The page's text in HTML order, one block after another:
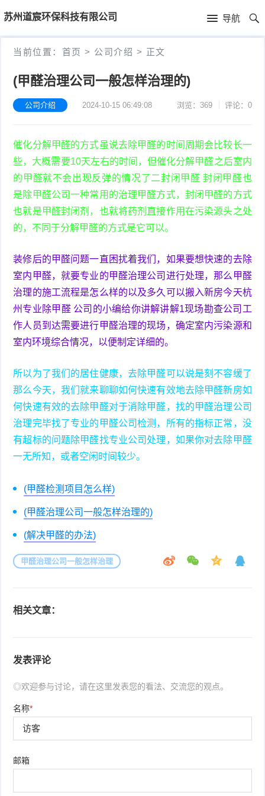
苏州道宸环保科技有限公司 导航
首
页
首
当前位置： 首页 > 公司介绍 > 正文
(甲醛治理公司一般怎样治理的)
公司介绍 2024-10-15 06:49:08 浏览：369 评论：0
催化分解甲醛的方式虽说去除甲醛的时间周期会比较长一
些，大概需要10天左右的时间，但催化分解甲醛之后室内
的甲醛就不会出现反弹的情况了二封闭甲醛 封闭甲醛也
是除甲醛公司一种常用的治理甲醛方式，封闭甲醛的方式
也就是甲醛封闭剂，也就将药剂直接作用在污染源头之处
的，不同于分解甲醛的方式是它可以。
装修后的甲醛问题一直困扰着我们，如果要想快速的去除
室内甲醛，就要专业的甲醛治理公司进行处理，那么甲醛
治理的施工流程是怎么样的以及多久可以搬入新房今天杭
州专业除甲醛 公司的小编给你讲解讲解1现场勘查公司工
作人员到达需要进行甲醛治理的现场，确定室内污染源和
室内环境综合情况，以便制定详细的。
所以为了我们的居住健康，去除甲醛可以说是刻不容缓了
那么今天，我们就来聊聊如何快速有效地去除甲醛新房如
何快速有效的去除甲醛对于消除甲醛，找的甲醛治理公司
治理完毕找了专业的甲醛公司检测，所有的指标正常，没
有超标的问题除甲醛找专业公司处理，如果你对去除甲醛
一无所知，或者空闲时间较少。
(甲醛检测项目怎么样)
(甲醛治理公司一般怎样治理的)
(解决甲醛的办法)
甲醛治理公司一般怎样治理
相关文章：
发表评论
◎欢迎参与讨论，请在这里发表您的看法、交流您的观点。
名称*
邮箱